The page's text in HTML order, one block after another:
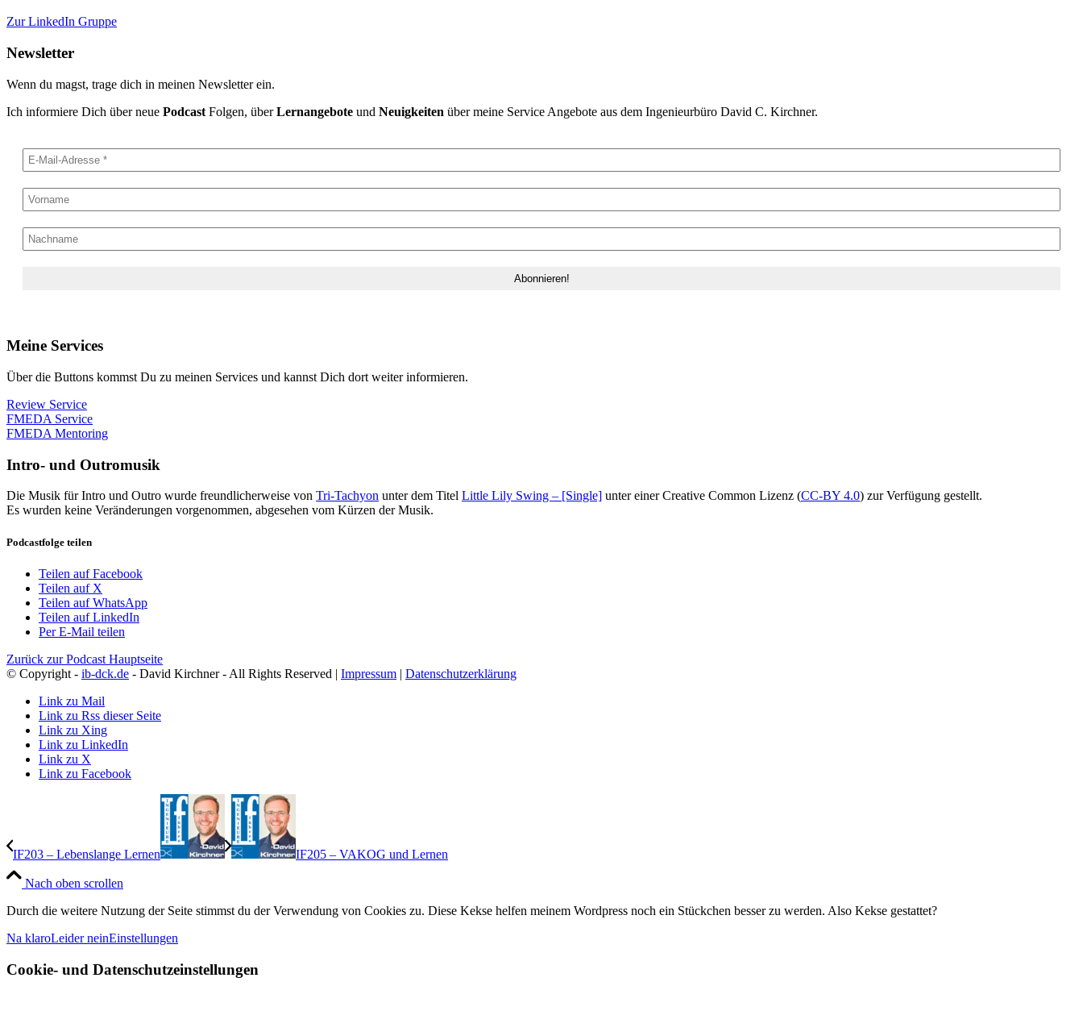
Zur LinkedIn Gruppe
Newsletter
Wenn du magst, trage dich in meinen Newsletter ein.
Ich informiere Dich über neue Podcast Folgen, überLernangebote und Neuigkeiten über meine Service Angebote aus dem Ingenieurbüro David C. Kirchner.
Meine Services
Über die Buttons kommst Du zu meinen Services und kannst Dich dort weiter informieren.
Review Service
FMEDA Service
FMEDA Mentoring
Intro- und Outromusik
Die Musik für Intro und Outro wurde freundlicherweise von Tri-Tachyon unter dem Titel Little Lily Swing – [Single] unter einer Creative Common Lizenz (CC-BY 4.0) zur Verfügung gestellt.
Es wurden keine Veränderungen vorgenommen, abgesehen vom Kürzen der Musik.
Podcastfolge teilen
Teilen auf Facebook
Teilen auf X
Teilen auf WhatsApp
Teilen auf LinkedIn
Per E-Mail teilen
Zurück zur Podcast Hauptseite
© Copyright - ib-dck.de - David Kirchner - All Rights Reserved | Impressum | Datenschutzerklärung
Link zu Mail
Link zu Rss dieser Seite
Link zu Xing
Link zu LinkedIn
Link zu X
Link zu Facebook
IF203 – Lebenslange Lernen IF205 – VAKOG und Lernen
Nach oben scrollen
Durch die weitere Nutzung der Seite stimmst du der Verwendung von Cookies zu. Diese Kekse helfen meinem Wordpress noch ein Stückchen besser zu werden. Also Kekse gestattet?
Na klaroLeider neinEinstellungen
Cookie- und Datenschutzeinstellungen